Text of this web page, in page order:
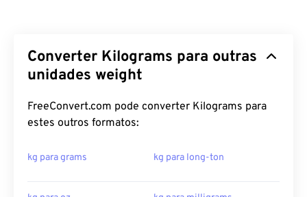
Converter Kilograms para outras
unidades weight
FreeConvert.com pode converter Kilograms para
estes outros formatos:
kg para grams kg para long-ton